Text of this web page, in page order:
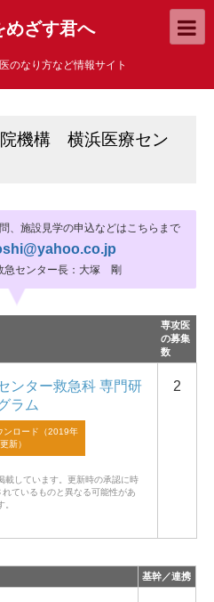
めざす君へ
のなり方など情報サイト
機構 横浜医療セン
、施設見学の申込などはこちらまで
センター長：大塚 剛
専攻医
の募集
数
ンター救急科 専門研
ラム
しています。 更新時の承認に時
ているものと異なる可能性があ
。
2
基幹／連携